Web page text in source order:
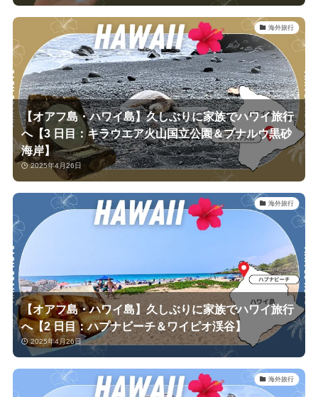
海外旅行
【オアフ島・ハワイ島】久しぶりに家族でハワイ旅行
へ【3 日目：キラウエア火山国立公園＆プナルウ黒砂
海岸】
2025年4月26日
海外旅行
【オアフ島・ハワイ島】久しぶりに家族でハワイ旅行
へ【2 日目：ハプナビーチ＆ワイピオ渓谷】
2025年4月26日
海外旅行